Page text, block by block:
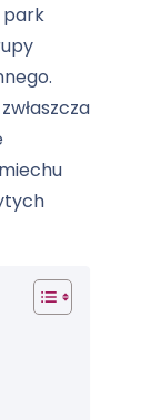
park